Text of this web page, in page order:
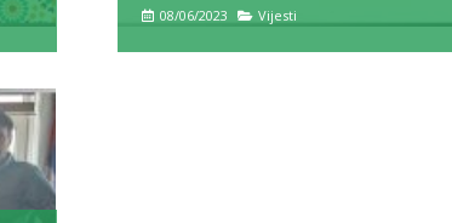
08/06/2023 Vijesti